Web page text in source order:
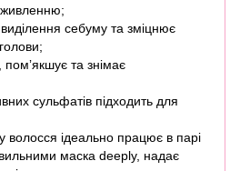
себуму та зміцнює
та знімає
сульфатів підходить для
ідеально працює в парі
маска deeply, надає